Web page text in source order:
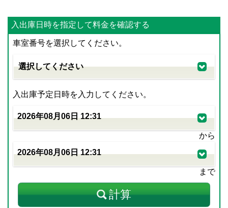
入出庫日時を指定して料金を確認する
車室番号を選択してください。
入出庫予定日時を入力してください。
から
まで
計算